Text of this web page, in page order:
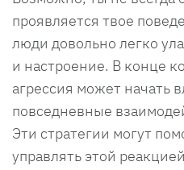
проявляется твое
люди довольно легко
и настроение. В конце
агрессия может начать
повседневные
Эти стратегии могут
управлять этой